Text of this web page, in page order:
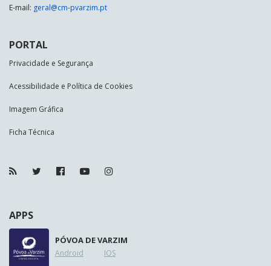
E-mail: geral@cm-pvarzim.pt
PORTAL
Privacidade e Segurança
Acessibilidade e Política de Cookies
Imagem Gráfica
Ficha Técnica
APPS
PÓVOA DE VARZIM
Android IOS